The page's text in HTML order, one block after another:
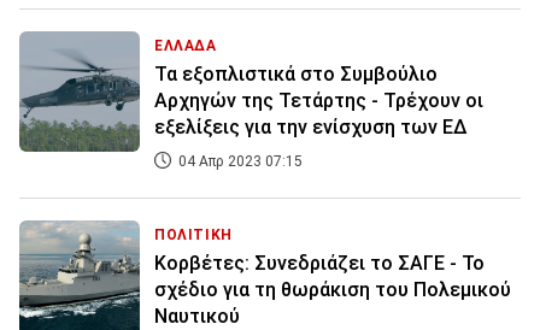
ΕΛΛΑΔΑ
Τα εξοπλιστικά στο Συμβούλιο
Αρχηγών της Τετάρτης - Τρέχουν οι
εξελίξεις για την ενίσχυση των ΕΔ
04 Απρ 2023 07:15
ΠΟΛΙΤΙΚΗ
Κορβέτες: Συνεδριάζει το ΣΑΓΕ - Το
σχέδιο για τη θωράκιση του Πολεμικού
Ναυτικού